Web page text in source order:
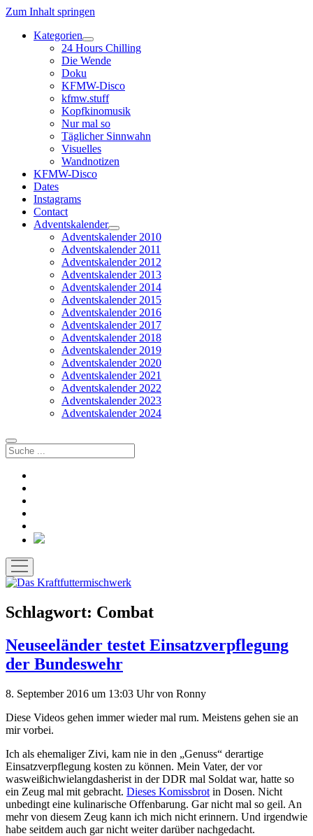
Zum Inhalt springen
Kategorien
Dropdown-
Menü
öffnen
24 Hours Chilling
Die Wende
Doku
KFMW-Disco
kfmw.stuff
Kopfkinomusik
Nur mal so
Täglicher Sinnwahn
Visuelles
Wandnotizen
KFMW-Disco
Dates
Instagrams
Contact
Adventskalender
Dropdown-
Menü
öffnen
Adventskalender 2010
Adventskalender 2011
Adventskalender 2012
Adventskalender 2013
Adventskalender 2014
Adventskalender 2015
Adventskalender 2016
Adventskalender 2017
Adventskalender 2018
Adventskalender 2019
Adventskalender 2020
Adventskalender 2021
Adventskalender 2022
Adventskalender 2023
Adventskalender 2024
Suchen
Bluesky
Menü
öffnen
Schlagwort: Combat
Neuseeländer testet Einsatzverpflegung
der Bundeswehr
8. September 2016 um 13:03 Uhrvon Ronny
Diese Videos gehen immer wieder mal rum. Meistens gehen sie an
mir vorbei.
Ich als ehemaliger Zivi, kam nie in den „Genuss“ derartige
Einsatzverpflegung kosten zu können. Mein Vater, der vor
wasweißichwielangdasherist in der DDR mal Soldat war, hatte so
ein Zeug mal mit gebracht. Dieses Komissbrot in Dosen. Nicht
unbedingt eine kulinarische Offenbarung. Gar nicht mal so geil. An
mehr von diesem Zeug kann ich mich nicht erinnern. Und irgendwie
habe seitdem auch gar nicht weiter darüber nachgedacht.